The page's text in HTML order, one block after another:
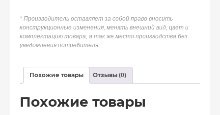
* Производитель оставляет за собой право вносить
конструкционные изменения, менять внешний вид, цвет и
комплектацию товара, а так же место производства без
уведомления потребителя.
Похожие товары Отзывы (0)
Похожие товары